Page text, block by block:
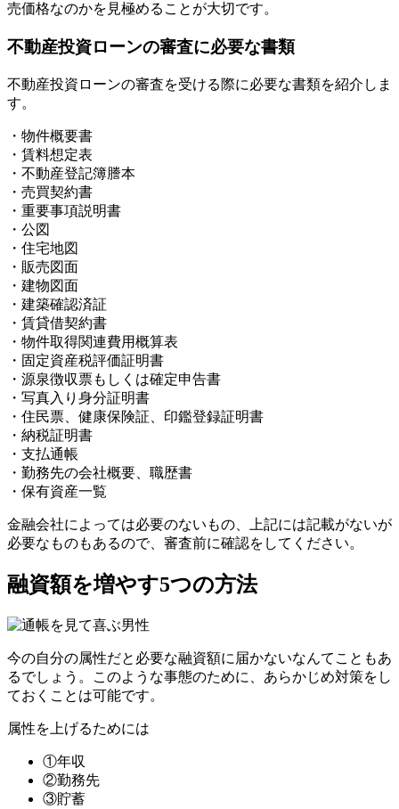
売価格なのかを見極めることが大切です。
不動産投資ローンの審査に必要な書類
不動産投資ローンの審査を受ける際に必要な書類を紹介しま
す。
・物件概要書
・賃料想定表
・不動産登記簿謄本
・売買契約書
・重要事項説明書
・公図
・住宅地図
・販売図面
・建物図面
・建築確認済証
・賃貸借契約書
・物件取得関連費用概算表
・固定資産税評価証明書
・源泉徴収票もしくは確定申告書
・写真入り身分証明書
・住民票、健康保険証、印鑑登録証明書
・納税証明書
・支払通帳
・勤務先の会社概要、職歴書
・保有資産一覧
金融会社によっては必要のないもの、上記には記載がないが
必要なものもあるので、審査前に確認をしてください。
融資額を増やす5つの方法
今の自分の属性だと必要な融資額に届かないなんてこともあ
るでしょう。このような事態のために、あらかじめ対策をし
ておくことは可能です。
属性を上げるためには
①年収
②勤務先
③貯蓄